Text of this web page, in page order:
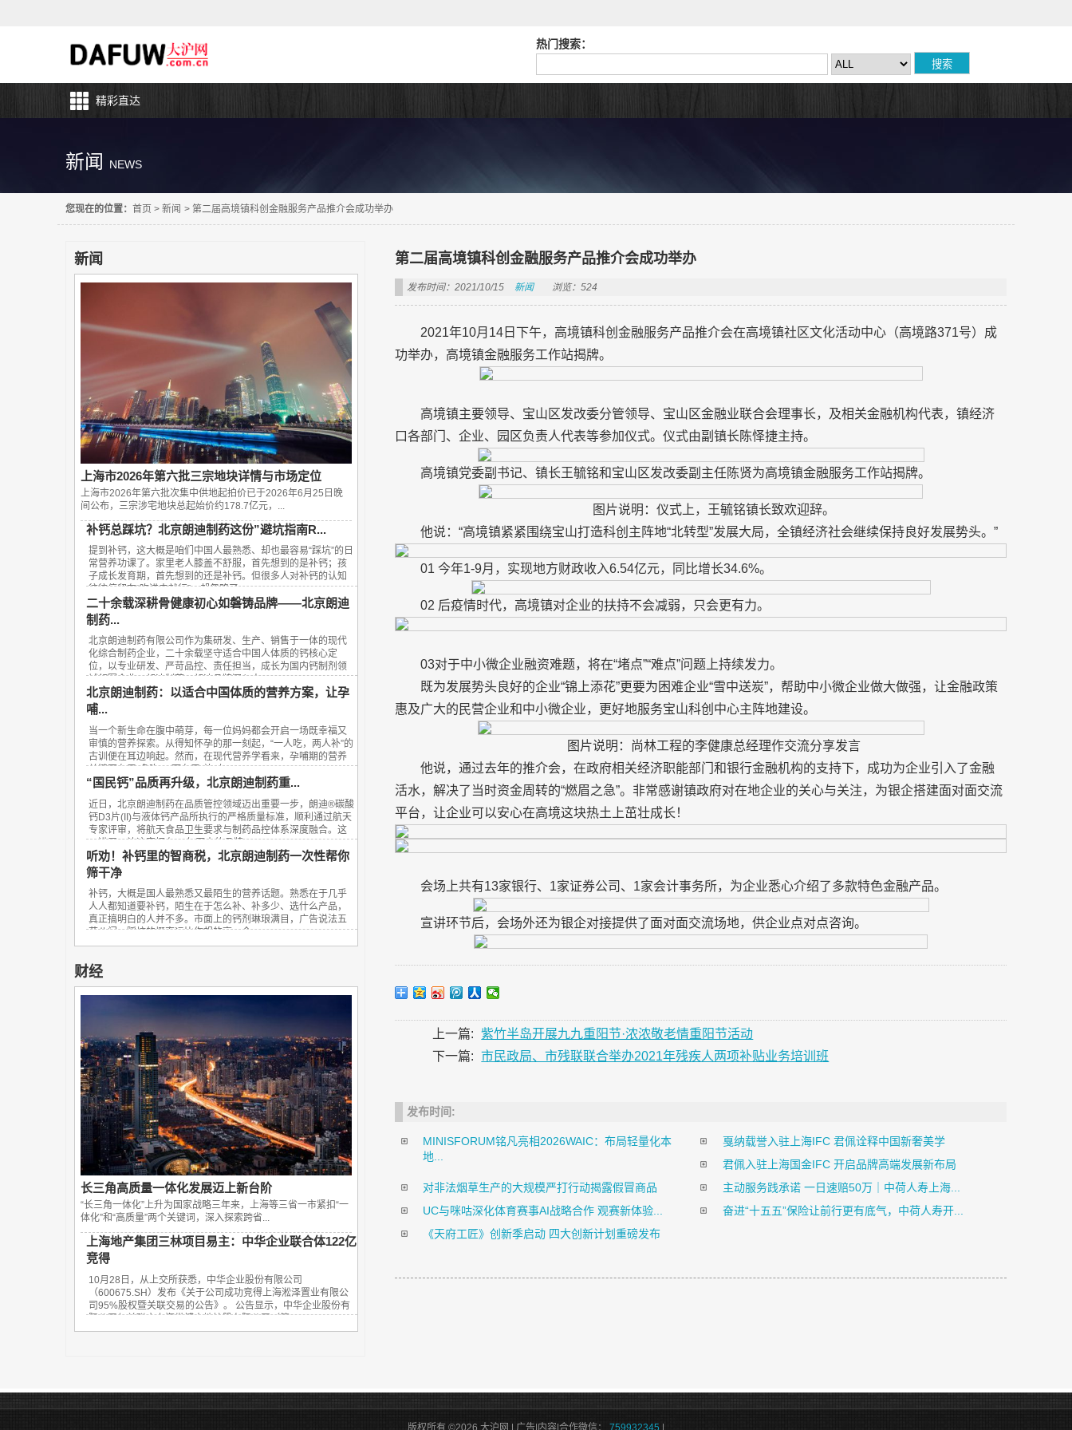
热门搜索：
精彩直达
新闻 NEWS
您现在的位置： 首页 > 新闻 > 第二届高境镇科创金融服务产品推介会成功举办
新闻
上海市2026年第六批三宗地块详情与市场定位
上海市2026年第六批次集中供地起拍价已于2026年6月25日晚
间公布，‌三宗涉宅地块总起始价约178.7亿元‌，...
补钙总踩坑？北京朗迪制药这份”避坑指南R...
提到补钙，这大概是咱们中国人最熟悉、却也最容易“踩坑”的日
常营养功课了。家里老人膝盖不舒服，首先想到的是补钙；孩
子成长发育期，首先想到的还是补钙。但很多人对补钙的认知
往往停留在“吃进去就行”，却忽略了...
二十余载深耕骨健康初心如磐铸品牌——北京朗迪
制药...
北京朗迪制药有限公司作为集研发、生产、销售于一体的现代
化综合制药企业，二十余载坚守适合中国人体质的钙核心定
位，以专业研发、严苛品控、责任担当，成长为国内钙制剂领
域领军企业，朗迪制药、朗迪品牌深入人...
北京朗迪制药：以适合中国体质的营养方案，让孕
哺...
当一个新生命在腹中萌芽，每一位妈妈都会开启一场既幸福又
审慎的营养探索。从得知怀孕的那一刻起，“一人吃，两人补”的
古训便在耳边响起。然而，在现代营养学看来，孕哺期的营养
关键不在于“多吃”，而在于“补对”。...
“国民钙”品质再升级，北京朗迪制药重...
近日，北京朗迪制药在品质管控领域迈出重要一步，朗迪®碳酸
钙D3片(II)与液体钙产品所执行的严格质量标准，顺利通过航天
专家评审，将航天食品卫生要求与制药品控体系深度融合。这
一进展，让这家拥有23年历史的品牌...
听劝！补钙里的智商税，北京朗迪制药一次性帮你
筛干净
补钙，大概是国人最熟悉又最陌生的营养话题。熟悉在于几乎
人人都知道要补钙，陌生在于怎么补、补多少、选什么产品，
真正搞明白的人并不多。市面上的钙剂琳琅满目，广告说法五
花八门，踩坑的概率远比你想的高。今...
财经
长三角高质量一体化发展迈上新台阶
“长三角一体化”上升为国家战略三年来，上海等三省一市紧扣“一
体化”和“高质量”两个关键词，深入探索跨省...
上海地产集团三林项目易主：中华企业联合体122亿
竞得
10月28日，从上交所获悉，中华企业股份有限公司
（600675.SH）发布《关于公司成功竞得上海淞泽置业有限公
司95%股权暨关联交易的公告》。 公告显示，中华企业股份有
限公司与关联方上海世博土地控股有限公司（简...
第二届高境镇科创金融服务产品推介会成功举办
发布时间：2021/10/15 新闻 浏览：524
2021年10月14日下午，高境镇科创金融服务产品推介会在高境镇社区文化活动中心（高境路371号）成
功举办，高境镇金融服务工作站揭牌。
高境镇主要领导、宝山区发改委分管领导、宝山区金融业联合会理事长，及相关金融机构代表，镇经济
口各部门、企业、园区负责人代表等参加仪式。仪式由副镇长陈怿捷主持。
高境镇党委副书记、镇长王毓铭和宝山区发改委副主任陈贤为高境镇金融服务工作站揭牌。
图片说明：仪式上，王毓铭镇长致欢迎辞。
他说：“高境镇紧紧围绕宝山打造科创主阵地“北转型”发展大局，全镇经济社会继续保持良好发展势头。”
01 今年1-9月，实现地方财政收入6.54亿元，同比增长34.6%。
02 后疫情时代，高境镇对企业的扶持不会减弱，只会更有力。
03对于中小微企业融资难题，将在“堵点”“难点”问题上持续发力。
既为发展势头良好的企业“锦上添花”更要为困难企业“雪中送炭”，帮助中小微企业做大做强，让金融政策
惠及广大的民营企业和中小微企业，更好地服务宝山科创中心主阵地建设。
图片说明：尚林工程的李健康总经理作交流分享发言
他说，通过去年的推介会，在政府相关经济职能部门和银行金融机构的支持下，成功为企业引入了金融
活水，解决了当时资金周转的“燃眉之急”。非常感谢镇政府对在地企业的关心与关注，为银企搭建面对面交流
平台，让企业可以安心在高境这块热土上茁壮成长！
会场上共有13家银行、1家证券公司、1家会计事务所，为企业悉心介绍了多款特色金融产品。
宣讲环节后，会场外还为银企对接提供了面对面交流场地，供企业点对点咨询。
上一篇:
紫竹半岛开展九九重阳节·浓浓敬老情重阳节活动
下一篇:
市民政局、市残联联合举办2021年残疾人两项补贴业务培训班
发布时间:
MINISFORUM铭凡亮相2026WAIC：布局轻量化本
地...
戛纳载誉入驻上海IFC 君佩诠释中国新奢美学
君佩入驻上海国金IFC 开启品牌高端发展新布局
对非法烟草生产的大规模严打行动揭露假冒商品
主动服务践承诺 一日速赔50万｜中荷人寿上海...
UC与咪咕深化体育赛事AI战略合作 观赛新体验...
奋进“十五五”保险让前行更有底气，中荷人寿开...
《天府工匠》创新季启动 四大创新计划重磅发布